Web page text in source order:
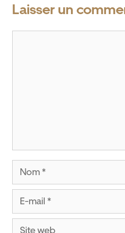
Laisser un
Nom
mail
Site